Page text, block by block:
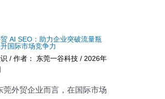
AI SEO：助力企业突破流量瓶
国际市场竞争力
/ 作者： 东莞一谷科技 / 2026年
莞外贸企业而言，在国际市场